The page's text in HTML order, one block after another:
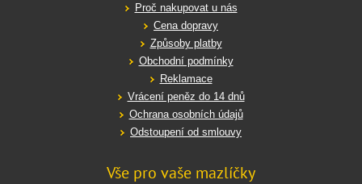
Proč nakupovat u nás
Cena dopravy
Způsoby platby
Obchodní podmínky
Reklamace
Vrácení peněz do 14 dnů
Ochrana osobních údajů
Odstoupení od smlouvy
Vše pro vaše mazlíčky